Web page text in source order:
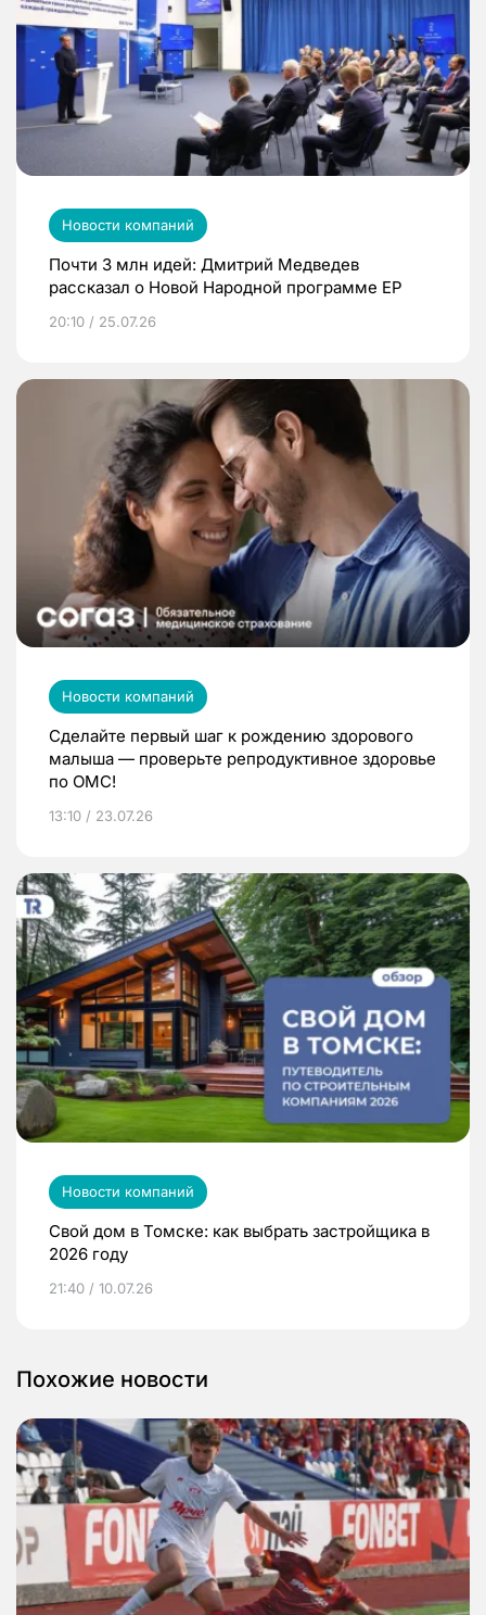
Новости компаний
Почти 3 млн идей: Дмитрий Медведев
рассказал о Новой Народной программе ЕР
20:10 / 25.07.26
Новости компаний
Сделайте первый шаг к рождению здорового
малыша — проверьте репродуктивное здоровье
по ОМС!
13:10 / 23.07.26
Новости компаний
Свой дом в Томске: как выбрать застройщика в
2026 году
21:40 / 10.07.26
Похожие новости